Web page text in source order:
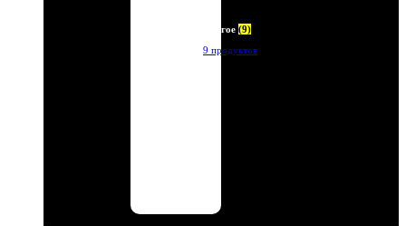
Другое (9)
9 продуктов